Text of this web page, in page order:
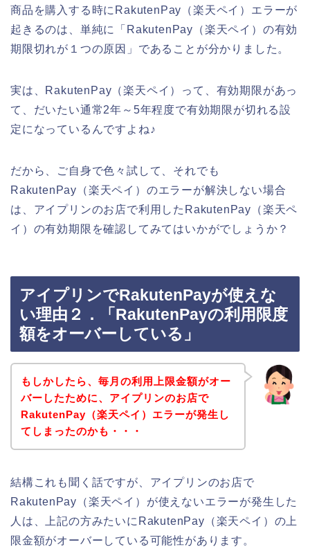
商品を購入する時にRakutenPay（楽天ペイ）エラーが
起きるのは、単純に「RakutenPay（楽天ペイ）の有効
期限切れが１つの原因」であることが分かりました。
実は、RakutenPay（楽天ペイ）って、有効期限があっ
て、だいたい通常2年～5年程度で有効期限が切れる設
定になっているんですよね♪
だから、ご自身で色々試して、それでも
RakutenPay（楽天ペイ）のエラーが解決しない場合
は、アイプリンのお店で利用したRakutenPay（楽天ペ
イ）の有効期限を確認してみてはいかがでしょうか？
アイプリンでRakutenPayが使えな
い理由２．「RakutenPayの利用限度
額をオーバーしている」
もしかしたら、毎月の利用上限金額がオー
バーしたために、アイプリンのお店で
RakutenPay（楽天ペイ）エラーが発生し
てしまったのかも・・・
結構これも聞く話ですが、アイプリンのお店で
RakutenPay（楽天ペイ）が使えないエラーが発生した
人は、上記の方みたいにRakutenPay（楽天ペイ）の上
限金額がオーバーしている可能性があります。